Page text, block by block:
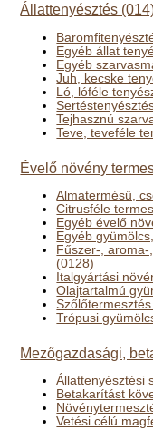
Állattenyésztés
Egyéb állat
Egyéb
Juh, kecske
Ló, lóféle
Tejhasznú
Teve, teveféle
Évelő növény
Almatermésű,
Citrusféle
Egyéb évelő
Egyéb
Fűszer-,
(0128)
Italgyártási
Olajtartalmú
Trópusi
Mezőgazdasági,
Állattenyésztési
Betakarítást
Vetési célú